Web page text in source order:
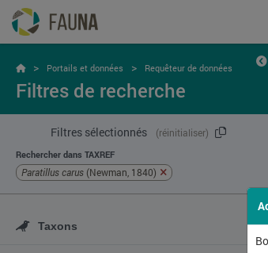
> Portails et données > Requêteur de données
Filtres de recherche
Filtres sélectionnés (réinitialiser)
Rechercher dans TAXREF
Paratillus carus (Newman, 1840)
Taxons